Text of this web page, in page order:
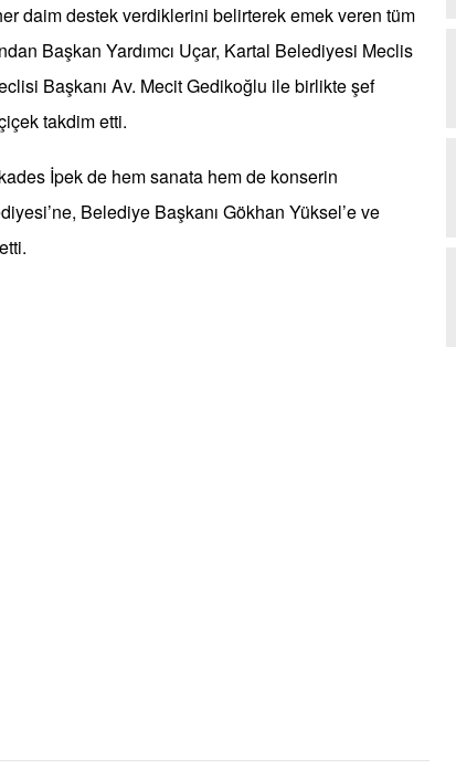
daim destek verdiklerini belirterek emek veren tüm
Başkan Yardımcı Uçar, Kartal Belediyesi Meclis
Başkanı Av. Mecit Gedikoğlu ile birlikte şef
takdim etti.
İpek de hem sanata hem de konserin
Belediye Başkanı Gökhan Yüksel’e ve